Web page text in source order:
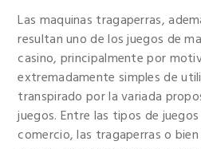
Las maquinas tragaperras,
resultan uno de los juegos de
casino, principalmente por
extremadamente simples de
transpirado por la variada
juegos. Entre las tipos de
comercio, las tragaperras o